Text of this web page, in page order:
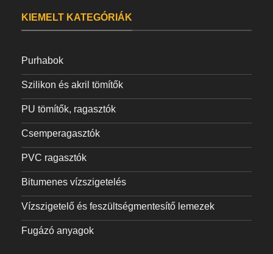
KIEMELT KATEGÓRIÁK
Purhabok
Szilikon és akril tömítők
PU tömítők, ragasztók
Csemperagasztók
PVC ragasztók
Bitumenes vízszigetelés
Vízszigetelő és feszültségmentesítő lemezek
Fugázó anyagok